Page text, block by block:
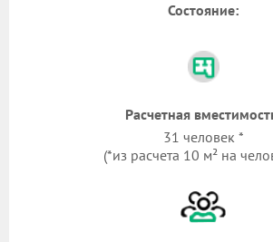
Состояние:
Расчетная
31 человек *
(*из расчета 10 м² на